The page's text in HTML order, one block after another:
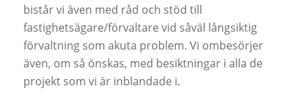
bistår vi även med råd och stöd till
fastighetsägare/förvaltare vid såväl långsiktig
förvaltning som akuta problem. Vi ombesörjer
även, om så önskas, med besiktningar i alla de
projekt som vi är inblandade i.